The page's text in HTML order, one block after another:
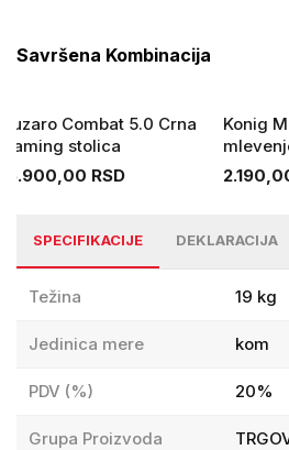
Savršena Kombinacija
Huzaro Combat 5.0 Crna
Gaming stolica
15.900,00 RSD
Konig
SPECIFIKACIJE DEKLARACIJA
Težina 19 kg
Jedinica mere kom
PDV (%) 20%
Grupa Proizvoda